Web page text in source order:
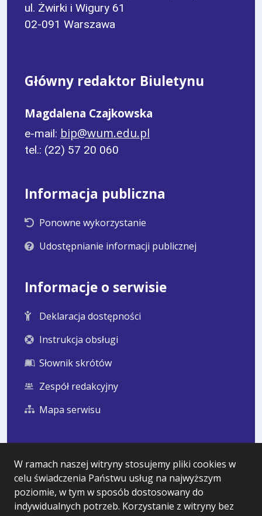
W ramach naszej witryny stosujemy pliki cookies w
celu świadczenia Państwu usług na najwyższym
poziomie, w tym w sposób dostosowany do
indywidualnych potrzeb. Korzystanie z witryny bez
ul. Żwirki i Wigury 61
02-091 Warszawa
Główny redaktor Biuletynu
Magdalena Czajkowska
e-mail: bip@wum.edu.pl
tel.: (22) 57 20 060
Informacja publiczna
Ponowne wykorzystanie
Udostępnianie informacji publicznej
Informacje o serwisie
Deklaracja dostępności
Instrukcja obsługi
Słownik skrótów
Zespół redakcyjny
Mapa serwisu
Statystyki oglądalności
Ostatnio dodane